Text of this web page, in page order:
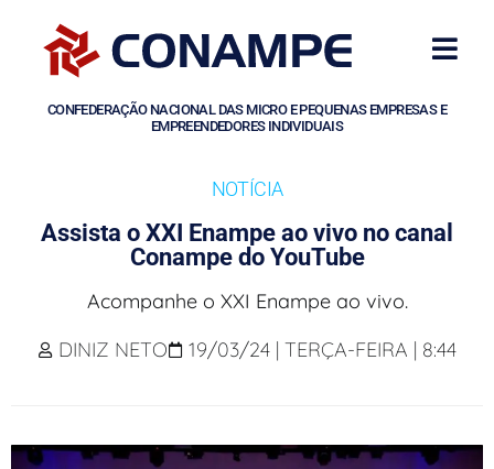
CONFEDERAÇÃO NACIONAL DAS MICRO E PEQUENAS EMPRESAS E
EMPREENDEDORES INDIVIDUAIS
NOTÍCIA
Assista o XXI Enampe ao vivo no canal
Conampe do YouTube
Acompanhe o XXI Enampe ao vivo.
DINIZ NETO
19/03/24 | TERÇA-FEIRA | 8:44